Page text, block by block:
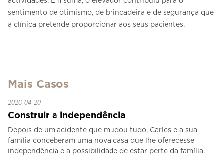
sentimento de otimismo, de brincadeira e de segurança que
a clínica pretende proporcionar aos seus pacientes.
Mais Casos
2026-04-20
Construir a independência
Depois de um acidente que mudou tudo, Carlos e a sua
família conceberam uma nova casa que lhe oferecesse
independência e a possibilidade de estar perto da família.